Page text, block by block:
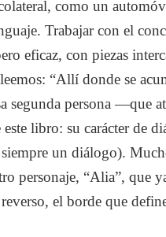
como un
Trabajar con el
eficaz, con piezas
“Allí donde se
segunda persona —que
este libro: su carácter de
un diálogo).
personaje, “Alia”, que
el borde que